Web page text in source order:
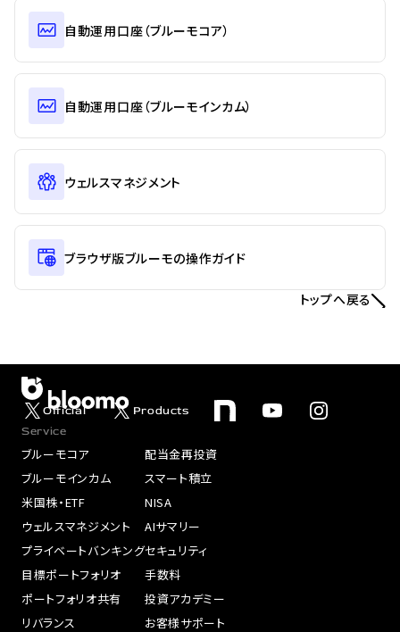
自動運用口座（ブルーモコア）
自動運用口座（ブルーモインカム）
ウェルスマネジメント
ブラウザ版ブルーモの操作ガイド
トップへ戻る
Official
Products
Service
ブルーモコア
ブルーモインカム
米国株・ETF
ウェルスマネジメント
プライベートバンキング
目標ポートフォリオ
ポートフォリオ共有
リバランス
配当金再投資
スマート積立
NISA
AIサマリー
セキュリティ
手数料
投資アカデミー
お客様サポート